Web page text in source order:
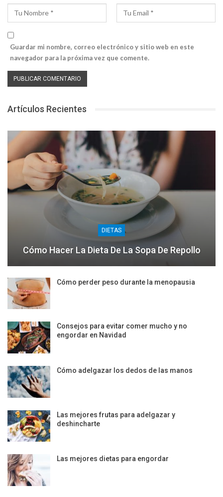
Guardar mi nombre, correo electrónico y sitio web en este
navegador para la próxima vez que comente.
Artículos Recientes
DIETAS
Cómo Hacer La Dieta De La Sopa De Repollo
Cómo perder peso durante la menopausia
Consejos para evitar comer mucho y no
engordar en Navidad
Cómo adelgazar los dedos de las manos
Las mejores frutas para adelgazar y
deshincharte
Las mejores dietas para engordar